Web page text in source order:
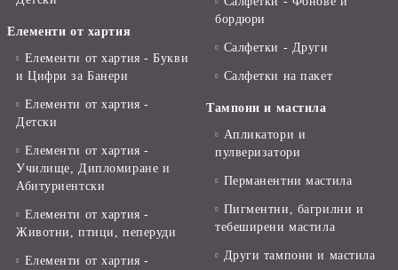
Елементи от хартия
Елементи от хартия - Букви
и Цифри за Банери
Елементи от хартия -
Детски
Елементи от хартия -
Училище, Дипломиране и
Абитуриентски
Елементи от хартия -
Животни, птици, пеперуди
Елементи от хартия -
бордюри
Салфетки - Други
Салфетки на пакет
Тампони и мастила
Апликатори и
пулверизатори
Перманентни мастила
Пигментни, багрилни и
тебеширени мастила
Други тампони и мастила